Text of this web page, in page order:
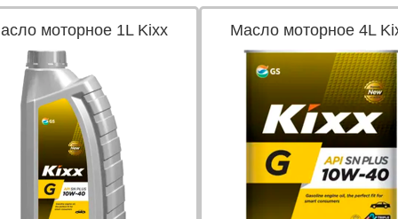
моторное 1L Kixx Масло моторное 4L